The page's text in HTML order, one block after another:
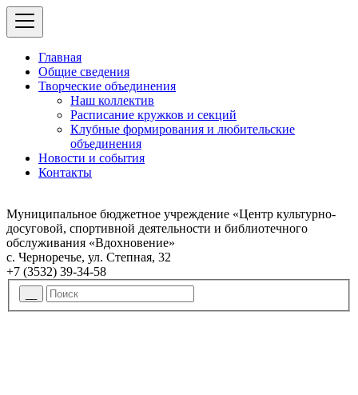
Главная
Общие сведения
Творческие объединения
Наш коллектив
Расписание кружков и секций
Клубные формирования и любительские
объединения
Новости и события
Контакты
Муниципальное бюджетное учреждение «Центр культурно-
досуговой, спортивной деятельности и библиотечного
обслуживания «Вдохновение»
с. Черноречье, ул. Степная, 32
+7 (3532) 39-34-58